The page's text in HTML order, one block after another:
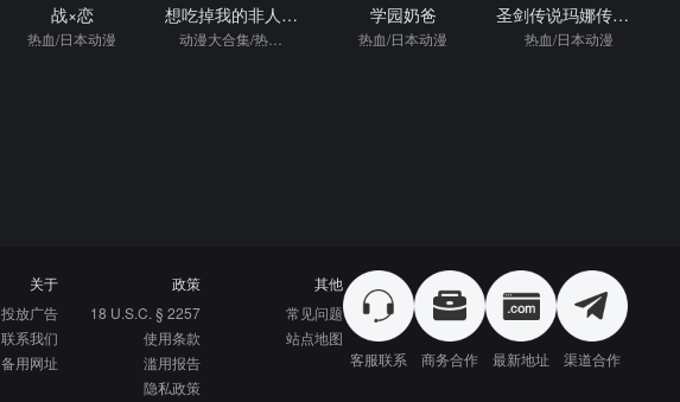
战×恋
热血/日本动漫
想吃掉我的非人少女
动漫大合集/热血/日本动漫
学园奶爸
热血/日本动漫
圣剑传说玛娜传奇-TheTeardropCrystal-
热血/日本动漫
关于
投放广告
联系我们
备用网址
政策
18 U.S.C. § 2257
使用条款
滥用报告
隐私政策
其他
常见问题
站点地图
客服联系
商务合作 最新地址 渠道合作